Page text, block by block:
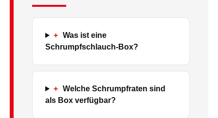
+ Was ist eine
Schrumpfschlauch-Box?
+ Welche Schrumpfraten sind
als Box verfügbar?